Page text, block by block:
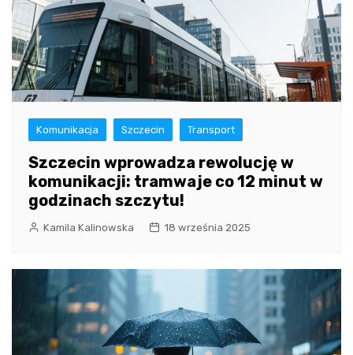
Komunikacja Szczecin Transport
Szczecin wprowadza rewolucję w
komunikacji: tramwaje co 12 minut w
godzinach szczytu!
Kamila Kalinowska 18 września 2025